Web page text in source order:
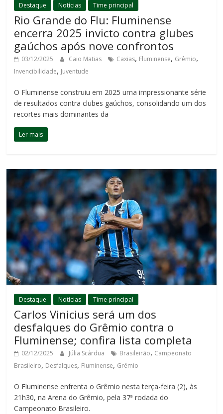
Destaque Notícias Time principal
Rio Grande do Flu: Fluminense
encerra 2025 invicto contra glubes
gaúchos após nove confrontos
03/12/2025 Caio Matias Caxias, Fluminense, Grêmio,
Invencibilidade, Juventude
O Fluminense construiu em 2025 uma impressionante série
de resultados contra clubes gaúchos, consolidando um dos
recortes mais dominantes da
Ler mais
Destaque Notícias Time principal
Carlos Vinicius será um dos
desfalques do Grêmio contra o
Fluminense; confira lista completa
02/12/2025 Júlia Scárdua Brasileirão, Campeonato
Brasileiro, Desfalques, Fluminense, Grêmio
O Fluminense enfrenta o Grêmio nesta terça-feira (2), às
21h30, na Arena do Grêmio, pela 37ª rodada do
Campeonato Brasileiro.